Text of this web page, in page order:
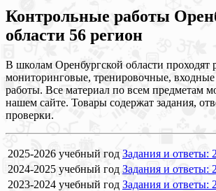
Контрольные работы
области 56 регион
В школам Оренбургской области проходят
мониторинговые, тренировочные,
работы. Все материал по всем предметам
нашем сайте. Товары содержат задания,
проверки.
2025-2026 учебный год Задания и ответы:
2024-2025 учебный год Задания и ответы:
2023-2024 учебный год Задания и ответы: